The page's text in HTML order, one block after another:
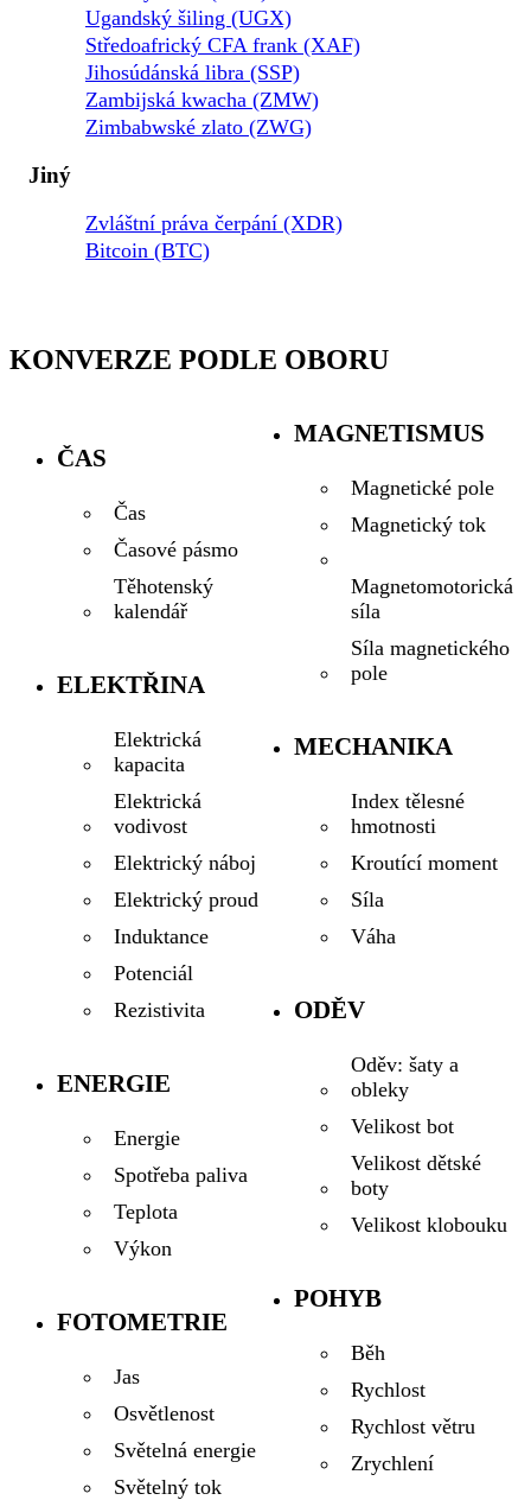
Ugandský šiling (UGX)
Středoafrický CFA frank (XAF)
Jihosúdánská libra (SSP)
Zambijská kwacha (ZMW)
Zimbabwské zlato (ZWG)
Jiný
Zvláštní práva čerpání (XDR)
Bitcoin (BTC)
KONVERZE PODLE OBORU
ČAS
Čas
Časové pásmo
Těhotenský
kalendář
ELEKTŘINA
Elektrická
kapacita
Elektrická
vodivost
Elektrický náboj
Elektrický proud
Induktance
Potenciál
Rezistivita
ENERGIE
Energie
Spotřeba paliva
Teplota
Výkon
FOTOMETRIE
Jas
Osvětlenost
Světelná energie
Světelný tok
MAGNETISMUS
Magnetické pole
Magnetický tok
Magnetomotorická
síla
Síla magnetického
pole
MECHANIKA
Index tělesné
hmotnosti
Kroutící moment
Síla
Váha
ODĚV
Oděv: šaty a
obleky
Velikost bot
Velikost dětské
boty
Velikost klobouku
POHYB
Běh
Rychlost
Rychlost větru
Zrychlení